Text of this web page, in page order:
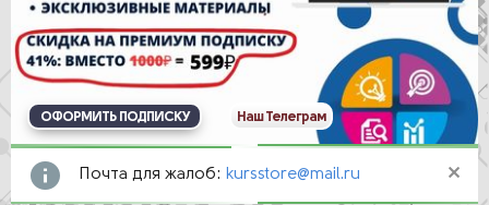
ОФОРМИТЬ ПОДПИСКУ Наш Телеграм
Почта для жалоб: kursstore@mail.ru